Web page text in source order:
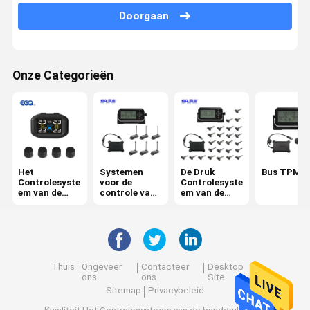
6 het Controlesysteem van de banddruk
motorfiets TPMS
Fiets TPMS
Het zonne Controlesysteem van de Banddruk
Rv-het Controlesysteem van de Banddruk
TPMS-Oplossingen
Doorgaan
Onze Categorieën
Het
Controlesyste
em van de
Systemen
voor de
controle van
aanhangwage
ns
De Druk
Controlesyste
em van de
Bus TPMS
Thuis
Ongeveer
ons
Contacteer
ons
Desktop
Site
Sitemap
Privacybeleid